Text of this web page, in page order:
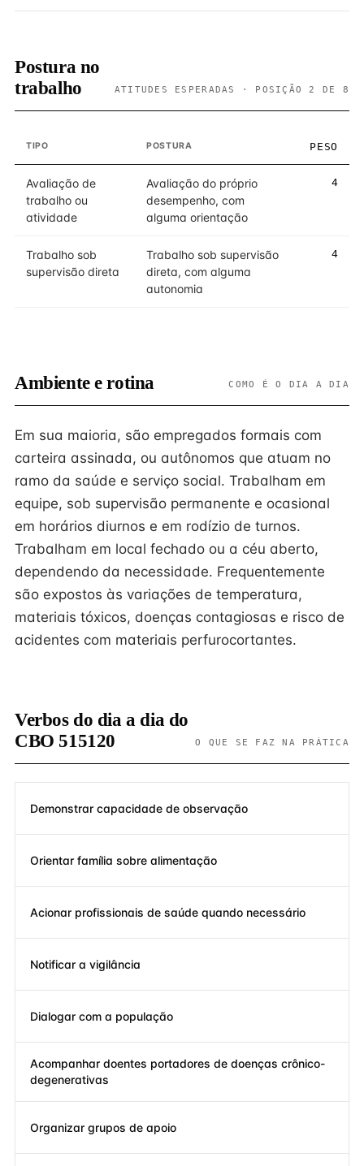
Postura no
trabalho
ATITUDES ESPERADAS · POSIÇÃO 2 DE 8
TIPO POSTURA PESO
Avaliação de
trabalho ou
atividade
Avaliação do próprio
desempenho, com
alguma orientação
4
Trabalho sob
supervisão direta
Trabalho sob supervisão
direta, com alguma
autonomia
4
Ambiente e rotina COMO É O DIA A DIA
Em sua maioria, são empregados formais com
carteira assinada, ou autônomos que atuam no
ramo da saúde e serviço social. Trabalham em
equipe, sob supervisão permanente e ocasional
em horários diurnos e em rodízio de turnos.
Trabalham em local fechado ou a céu aberto,
dependendo da necessidade. Frequentemente
são expostos às variações de temperatura,
materiais tóxicos, doenças contagiosas e risco de
acidentes com materiais perfurocortantes.
Verbos do dia a dia do
CBO 515120
O QUE SE FAZ NA PRÁTICA
Demonstrar capacidade de observação
Orientar família sobre alimentação
Acionar profissionais de saúde quando necessário
Notificar a vigilância
Dialogar com a população
Acompanhar doentes portadores de doenças crônico-
degenerativas
Organizar grupos de apoio